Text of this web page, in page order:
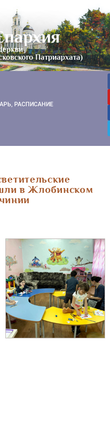
Патриархата)
РАСПИСАНИЕ
в Жлобинском